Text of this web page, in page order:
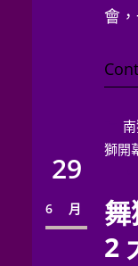
會
29
6 月
獅開
2